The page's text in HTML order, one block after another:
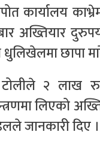
कार्यालय
अख्तियार
धुलिखेलमा छापा
२ लाख
लिएको
जानकारी दिए ।